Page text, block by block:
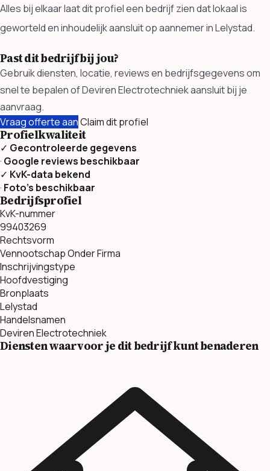
Alles bij elkaar laat dit profiel een bedrijf zien dat lokaal is
geworteld en inhoudelijk aansluit op aannemer in Lelystad.
Past dit bedrijf bij jou?
Gebruik diensten, locatie, reviews en bedrijfsgegevens om
snel te bepalen of Deviren Electrotechniek aansluit bij je
aanvraag.
Vraag offerte aanClaim dit profiel
Profielkwaliteit
✓ Gecontroleerde gegevens
· Google reviews beschikbaar
✓ KvK-data bekend
· Foto’s beschikbaar
Bedrijfsprofiel
KvK-nummer
99403269
Rechtsvorm
Vennootschap Onder Firma
Inschrijvingstype
Hoofdvestiging
Bronplaats
Lelystad
Handelsnamen
Deviren Electrotechniek
Diensten waarvoor je dit bedrijf kunt benaderen